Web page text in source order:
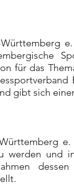
für das
gibt sich
werden und